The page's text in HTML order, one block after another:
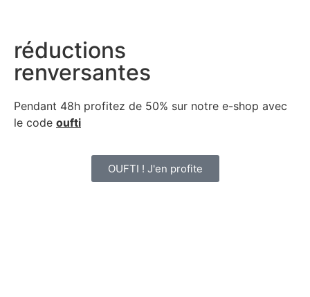
réductions
renversantes
Pendant 48h profitez de 50% sur notre e-shop avec
le code oufti
OUFTI ! J'en profite